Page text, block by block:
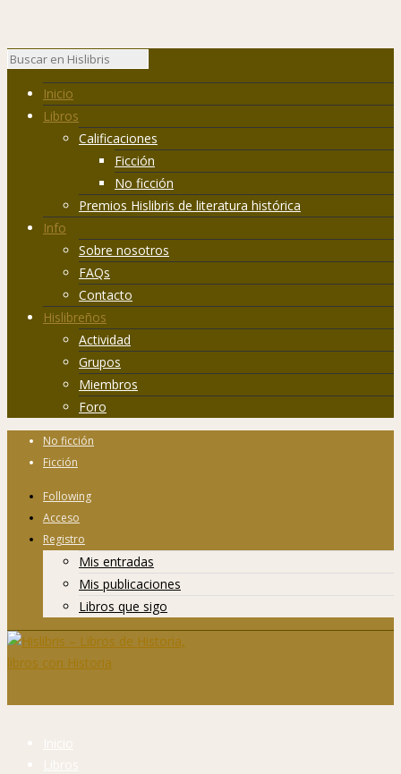
Inicio
Libros
Calificaciones
Ficción
No ficción
Premios Hislibris de literatura histórica
Info
Sobre nosotros
FAQs
Contacto
Hislibreños
Actividad
Grupos
Miembros
Foro
No ficción
Ficción
Following
Acceso
Registro
Mis entradas
Mis publicaciones
Libros que sigo
Inicio
Libros